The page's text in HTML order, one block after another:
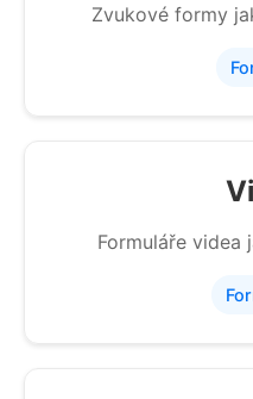
Zvukové formy
Formuláře videa